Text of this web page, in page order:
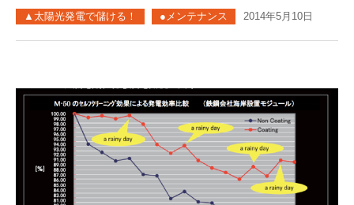
●パネル
●パワコン
●雑草対策
●保険
●分譲
●自作キット
太陽光発電ムラオフライン活動「しげる会」
●体験会
ソーラーシェアリングとは
分譲紹介・販売
機器レンタル
FACEBOOKグループ
▲太陽光発電で儲ける！ ●メンテナンス 2014年5月10日